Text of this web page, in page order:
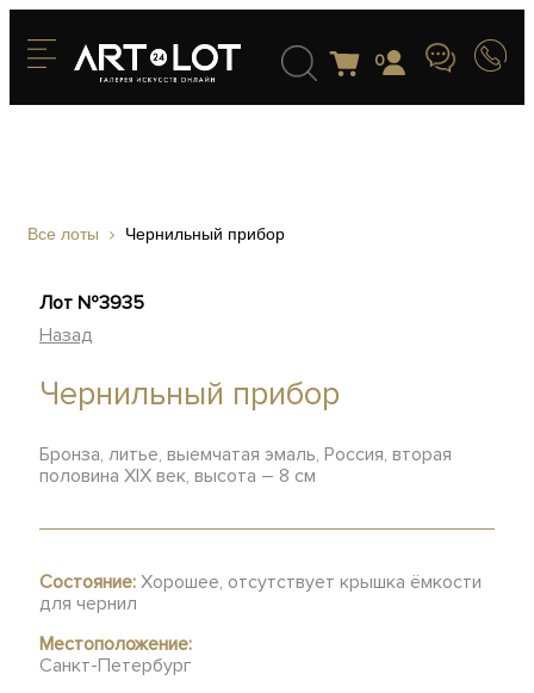
0
Все лоты Чернильный прибор
Лот №3935
Назад
Чернильный прибор
Бронза, литье, выемчатая эмаль, Россия, вторая
половина XIX век, высота – 8 см
Состояние: Хорошее, отсутствует крышка ёмкости
для чернил
Местоположение:
Санкт-Петербург